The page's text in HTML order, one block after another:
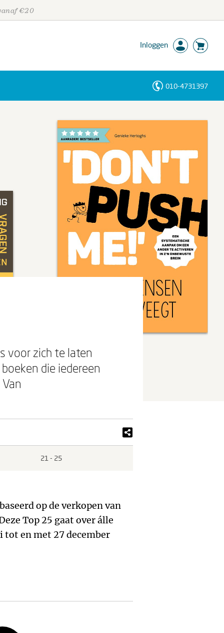
€20
Inloggen
010-4731397
voor zich te laten
die iedereen
21 - 25
Personen